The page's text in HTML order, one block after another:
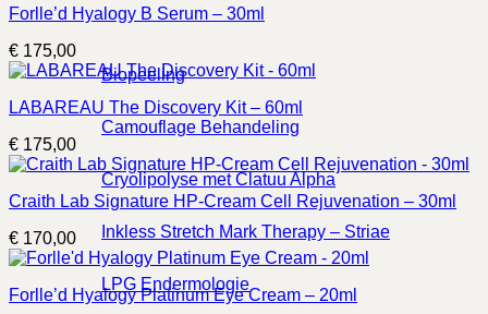
Biopeeling
Camouflage Behandeling
Cryolipolyse met Clatuu Alpha
Inkless Stretch Mark Therapy – Striae
LPG Endermologie
Forlle’d Hyalogy B Serum – 30ml
€ 175,00
LABAREAU The Discovery Kit – 60ml
€ 175,00
Craith Lab Signature HP-Cream Cell Rejuvenation – 30ml
€ 170,00
Forlle’d Hyalogy Platinum Eye Cream – 20ml